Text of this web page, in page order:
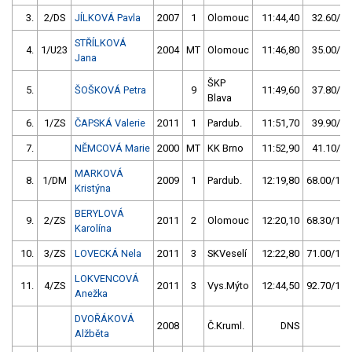
3. 2/DS JÍLKOVÁ Pavla 2007 1 Olomouc 11:44,40 32.60/
4. 1/U23
STŘÍLKOVÁ
Jana
2004 MT Olomouc 11:46,80 35.00/
5. ŠOŠKOVÁ Petra 9
ŠKP
Blava
11:49,60 37.80/
6. 1/ZS ČAPSKÁ Valerie 2011 1 Pardub. 11:51,70 39.90/
7. NĚMCOVÁ Marie 2000 MT KK Brno 11:52,90 41.10/
8. 1/DM
MARKOVÁ
Kristýna
2009 1 Pardub. 12:19,80 68.00/
9. 2/ZS
BERYLOVÁ
Karolína
2011 2 Olomouc 12:20,10 68.30/
10. 3/ZS LOVECKÁ Nela 2011 3 SKVeselí 12:22,80 71.00/
11. 4/ZS
LOKVENCOVÁ
Anežka
2011 3 Vys.Mýto 12:44,50 92.70/
DVOŘÁKOVÁ
Alžběta
2008 Č.Kruml. DNS